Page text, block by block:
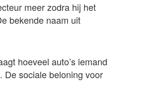
meer zodra hij het
bekende naam uit
hoeveel auto’s iemand
De sociale beloning voor